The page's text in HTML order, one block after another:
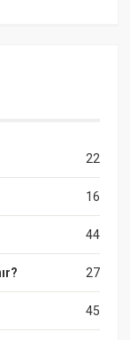
22
16
44
27
45